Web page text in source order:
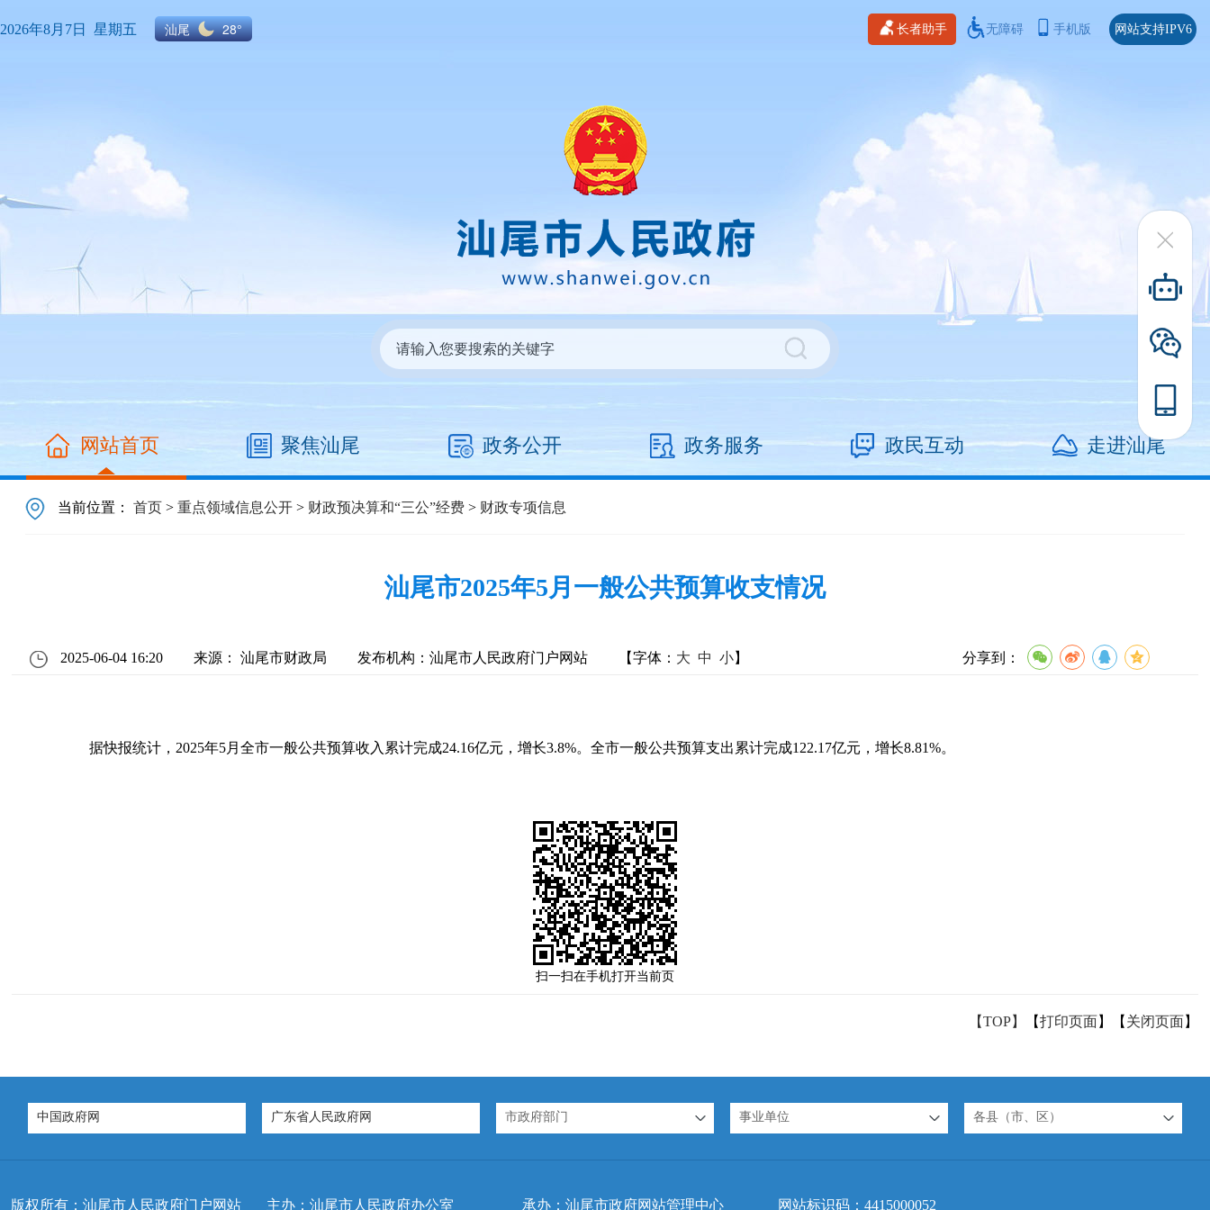
2026年8月7日 星期五 汕尾 28° 长者助手 无障碍 手机版 网站支持IPV6
网站首页 聚焦汕尾 政务公开 政务服务 政民互动 走进汕尾
当前位置：首页 >重点领域信息公开 > 财政预决算和“三公”经费 > 财政专项信息
汕尾市2025年5月一般公共预算收支情况
2025-06-04 16:20 来源： 汕尾市财政局 发布机构：汕尾市人民政府门户网站 【字体： 大 中 小】 分享到：
据快报统计，2025年5月全市一般公共预算收入累计完成24.16亿元，增长3.8%。全市一般公共预算支出累计完成122.17亿元，增长8.81%。
扫一扫在手机打开当前页
【TOP】 【打印页面】【 关闭页面】
中国政府网 广东省人民政府网 市政府部门 事业单位 各县（市、区）
版权所有：汕尾市人民政府门户网站 主办：汕尾市人民政府办公室 承办：汕尾市政府网站管理中心 网站标识码：4415000052